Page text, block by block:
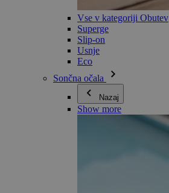
Vse v kategoriji Obutev
Superge
Slip-on
Usnje
Eco
Sončna očala
Nazaj
Show more